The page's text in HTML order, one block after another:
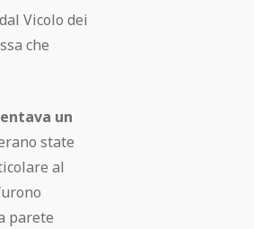
Vicolo dei
che
un
state
al
parete